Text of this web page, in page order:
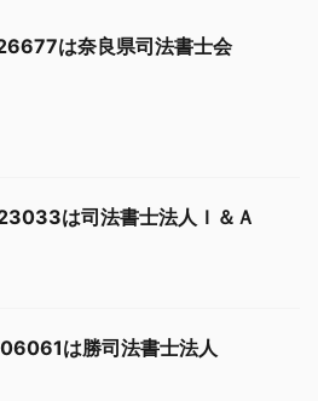
は奈良県司法書士会
は司法書士法人Ｉ＆Ａ
は勝司法書士法人